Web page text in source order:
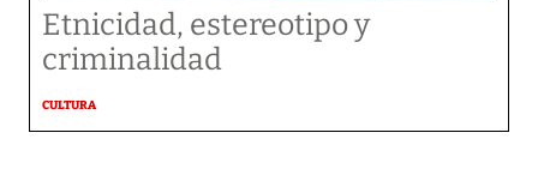
Etnicidad, estereotipo y
criminalidad
CULTURA